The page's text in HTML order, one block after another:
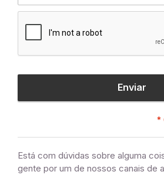
Enviar
*
Está com dúvidas sobre alguma
gente por um de nossos canais de